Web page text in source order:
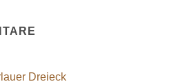
Dreieck